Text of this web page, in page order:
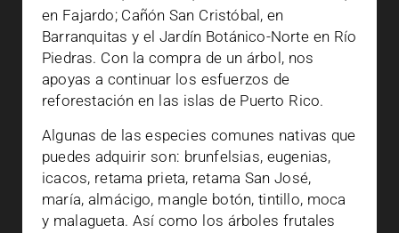
en Fajardo; Cañón San Cristóbal, en
Barranquitas y el Jardín Botánico-Norte en Río
Piedras. Con la compra de un árbol, nos
apoyas a continuar los esfuerzos de
reforestación en las islas de Puerto Rico.
Algunas de las especies comunes nativas que
puedes adquirir son: brunfelsias, eugenias,
icacos, retama prieta, retama San José,
maría, almácigo, mangle botón, tintillo, moca
y malagueta. Así como los árboles frutales